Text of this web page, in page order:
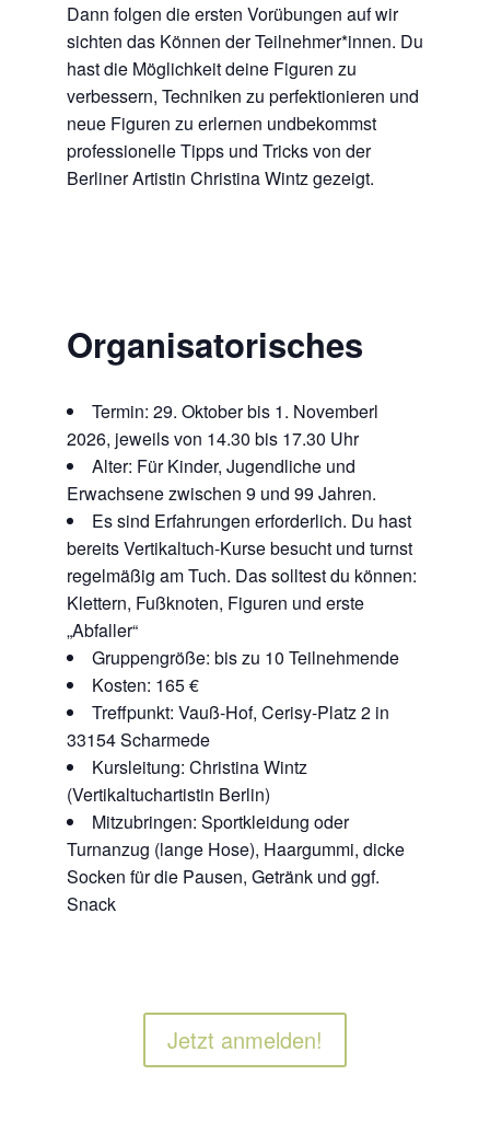
Dann folgen die ersten Vorübungen auf wir
sichten das Können der Teilnehmer*innen. Du
hast die Möglichkeit deine Figuren zu
verbessern, Techniken zu perfektionieren und
neue Figuren zu erlernen undbekommst
professionelle Tipps und Tricks von der
Berliner Artistin Christina Wintz gezeigt.
Organisatorisches
Termin: 29. Oktober bis 1. Novemberl
2026, jeweils von 14.30 bis 17.30 Uhr
Alter: Für Kinder, Jugendliche und
Erwachsene zwischen 9 und 99 Jahren.
Es sind Erfahrungen erforderlich. Du hast
bereits Vertikaltuch-Kurse besucht und turnst
regelmäßig am Tuch. Das solltest du können:
Klettern, Fußknoten, Figuren und erste
„Abfaller“
Gruppengröße: bis zu 10 Teilnehmende
Kosten: 165 €
Treffpunkt: Vauß-Hof, Cerisy-Platz 2 in
33154 Scharmede
Kursleitung: Christina Wintz
(Vertikaltuchartistin Berlin)
Mitzubringen: Sportkleidung oder
Turnanzug (lange Hose), Haargummi, dicke
Socken für die Pausen, Getränk und ggf.
Snack
Jetzt anmelden!